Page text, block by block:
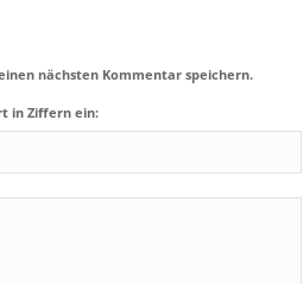
nächsten Kommentar speichern.
in Ziffern ein: